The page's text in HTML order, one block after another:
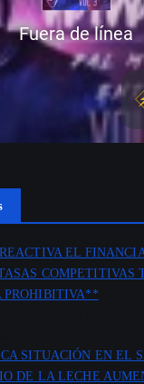
EL
COMPETITIVAS
PROHIBITIVA**
SITUACIÓN EN EL
DE LA LECHE